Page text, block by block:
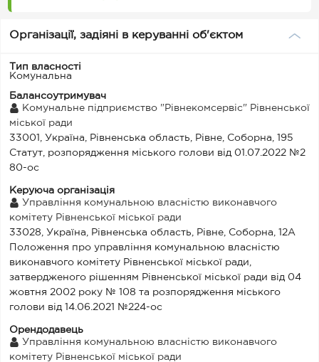
Організації, задіяні в керуванні об'єктом
Тип власності
Комунальна
Балансоутримувач
Комунальне підприємство "Рівнекомсервіс" Рівненської
міської ради
33001, Україна, Рівненська область, Рівне, Соборна, 195
Статут, розпорядження міського голови від 01.07.2022 №2
80-ос
Керуюча організація
Управління комунальною власністю виконавчого
комітету Рівненської міської ради
33028, Україна, Рівненська область, Рівне, Соборна, 12А
Положення про управління комунальною власністю
виконавчого комітету Рівненської міської ради,
затвердженого рішенням Рівненської міської ради від 04
жовтня 2002 року № 108 та розпорядження міського
голови від 14.06.2021 №224-ос
Орендодавець
Управління комунальною власністю виконавчого
комітету Рівненської міської ради